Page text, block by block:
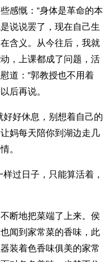
感慨：”身体是革命的本
说说罢了，现在自己生
含义。从今往后，我就
，上课都成了问题，活
道：”郭教授也不用着
后再说。
好好休息，别想着自己的
妈每天陪你到湖边走几
。
过日子，只能算活着，
断地把菜端了上来。侯
闻到家常菜的香味，此
装着色香味俱美的家常